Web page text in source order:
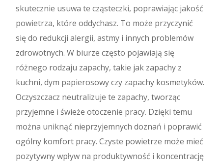
skutecznie usuwa te cząsteczki, poprawiając jakość
powietrza, które oddychasz. To może przyczynić
się do redukcji alergii, astmy i innych problemów
zdrowotnych. W biurze często pojawiają się
różnego rodzaju zapachy, takie jak zapachy z
kuchni, dym papierosowy czy zapachy kosmetyków.
Oczyszczacz neutralizuje te zapachy, tworząc
przyjemne i świeże otoczenie pracy. Dzięki temu
można uniknąć nieprzyjemnych doznań i poprawić
ogólny komfort pracy. Czyste powietrze może mieć
pozytywny wpływ na produktywność i koncentrację